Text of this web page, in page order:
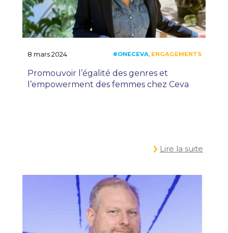
#ONECEVA
8 mars 2024
Promouvoir l’égalité des genres et
l’empowerment des femmes chez Ceva
Lire la suite